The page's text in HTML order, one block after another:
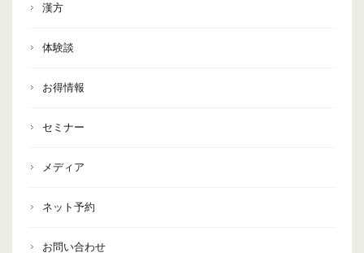
漢方
体験談
お得情報
セミナー
メディア
ネット予約
お問い合わせ